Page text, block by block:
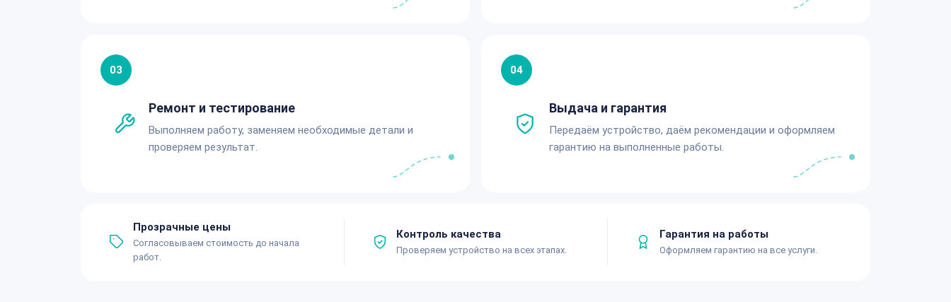
03
Ремонт и тестирование
Выполняем работу, заменяем необходимые детали и
проверяем результат.
04
Выдача и гарантия
Передаём устройство, даём рекомендации и оформляем
гарантию на выполненные работы.
Прозрачные цены
Согласовываем стоимость до начала
работ.
Контроль качества
Проверяем устройство на всех этапах.
Гарантия на работы
Оформляем гарантию на все услуги.